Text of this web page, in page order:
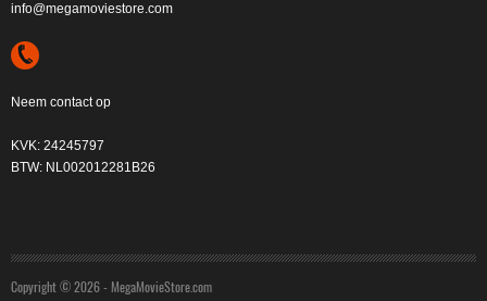
info@megamoviestore.com
Neem contact op
KVK: 24245797
BTW: NL002012281B26
Copyright © 2026 - MegaMovieStore.com